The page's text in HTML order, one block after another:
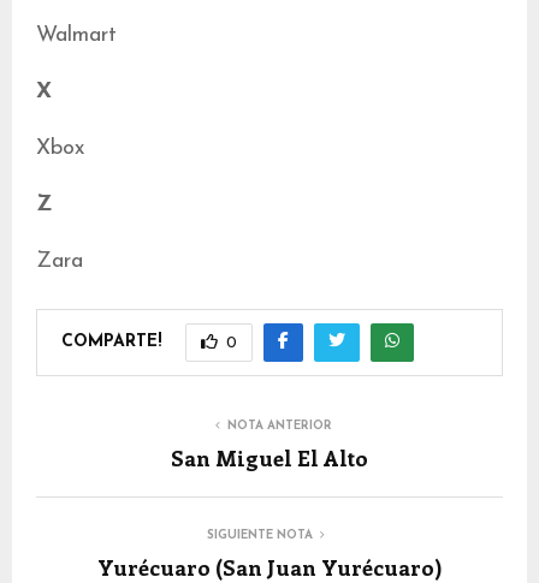
Walmart
X
Xbox
Z
Zara
COMPARTE! 0
NOTA ANTERIOR
San Miguel El Alto
SIGUIENTE NOTA
Yurécuaro (San Juan Yurécuaro)